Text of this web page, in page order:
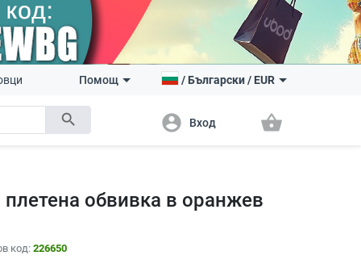
search
Помощ /Български/ EUR
account_circle Вход shopping_basket
обвивка в оранжев
код: 226650